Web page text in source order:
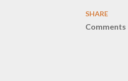
SHARE
Comments